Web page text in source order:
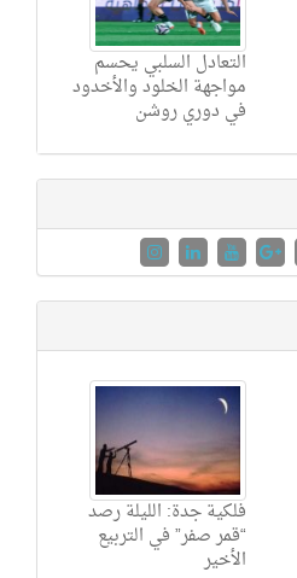
التعادل السلبي يحسم
مواجهة الخلود والأخدود
في دوري روشن
فلكية جدة: الليلة رصد
“قمر صفر” في التربيع
الأخير